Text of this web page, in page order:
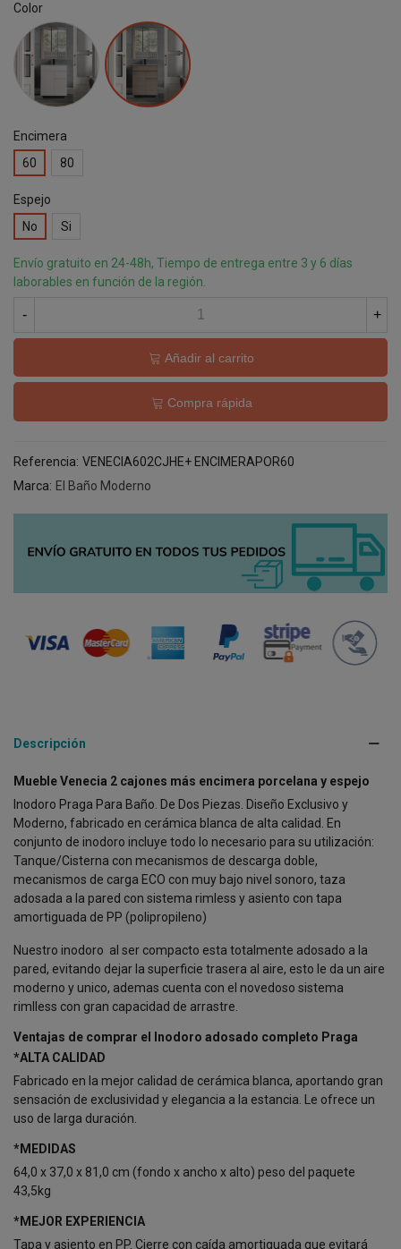
Color
Blanco
Roble
Hércules
Encimera
60
80
Espejo
No
Si
Envío gratuito en 24-48h, Tiempo de entrega entre 3 y 6 días
laborables en función de la región.
- +
Añadir al carrito
Compra rápida
Referencia: VENECIA602CJHE+ ENCIMERAPOR60
Marca: El Baño Moderno
Descripción
Mueble Venecia 2 cajones más encimera porcelana y espejo
Inodoro Praga Para Baño. De Dos Piezas. Diseño Exclusivo y
Moderno, fabricado en cerámica blanca de alta calidad. En
conjunto de inodoro incluye todo lo necesario para su utilización:
Tanque/Cisterna con mecanismos de descarga doble,
mecanismos de carga ECO con muy bajo nivel sonoro, taza
adosada a la pared con sistema rimless y asiento con tapa
amortiguada de PP (polipropileno)
Nuestro inodoro al ser compacto esta totalmente adosado a la
pared, evitando dejar la superficie trasera al aire, esto le da un aire
moderno y unico, ademas cuenta con el novedoso sistema
rimlless con gran capacidad de arrastre.
Ventajas de comprar el Inodoro adosado completo Praga
*ALTA CALIDAD
Fabricado en la mejor calidad de cerámica blanca, aportando gran
sensación de exclusividad y elegancia a la estancia. Le ofrece un
uso de larga duración.
*MEDIDAS
64,0 x 37,0 x 81,0 cm (fondo x ancho x alto) peso del paquete
43,5kg
*MEJOR EXPERIENCIA
Tapa y asiento en PP. Cierre con caída amortiguada que evitará